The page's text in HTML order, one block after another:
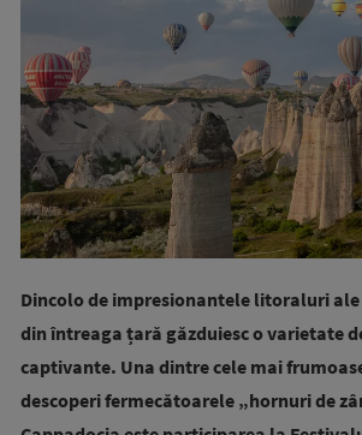
Dincolo de impresionantele litoraluri
din întreaga țară găzduiesc o varietate
captivante. Una dintre cele mai
descoperi fermecătoarele „hornuri de